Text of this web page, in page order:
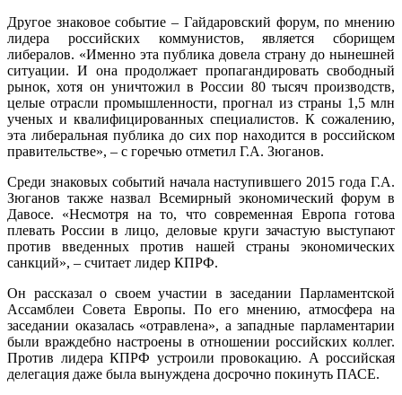
Другое знаковое событие – Гайдаровский форум, по мнению
лидера российских коммунистов, является сборищем
либералов. «Именно эта публика довела страну до нынешней
ситуации. И она продолжает пропагандировать свободный
рынок, хотя он уничтожил в России 80 тысяч производств,
целые отрасли промышленности, прогнал из страны 1,5 млн
ученых и квалифицированных специалистов. К сожалению,
эта либеральная публика до сих пор находится в российском
правительстве», – с горечью отметил Г.А. Зюганов.
Среди знаковых событий начала наступившего 2015 года Г.А.
Зюганов также назвал Всемирный экономический форум в
Давосе. «Несмотря на то, что современная Европа готова
плевать России в лицо, деловые круги зачастую выступают
против введенных против нашей страны экономических
санкций», – считает лидер КПРФ.
Он рассказал о своем участии в заседании Парламентской
Ассамблеи Совета Европы. По его мнению, атмосфера на
заседании оказалась «отравлена», а западные парламентарии
были враждебно настроены в отношении российских коллег.
Против лидера КПРФ устроили провокацию. А российская
делегация даже была вынуждена досрочно покинуть ПАСЕ.